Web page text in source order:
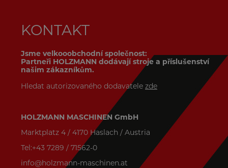
KONTAKT
Jsme velkooobchodní společnost:
Partneři HOLZMANN dodávají stroje a příslušenství
našim zákazníkům.
Hledat autorizovaného dodavatele zde
HOLZMANN MASCHINEN GmbH
Marktplatz 4 / 4170 Haslach / Austria
Tel:+43 7289 / 71562-0
info@holzmann-maschinen.at